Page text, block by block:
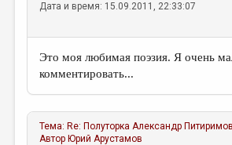
Дата и время: 15.09.2011, 22:33:07
Это моя любимая поэзия. Я очень
комментировать...
Тема: Re: Полуторка Александр Питиримов
Автор Юрий Арустамов